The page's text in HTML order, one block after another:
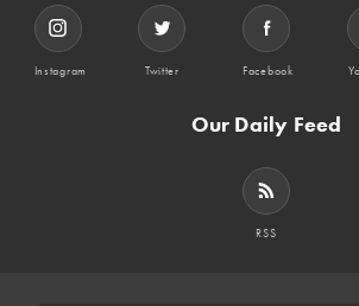
Instagram Twitter Facebook
Our Daily Feed
RSS